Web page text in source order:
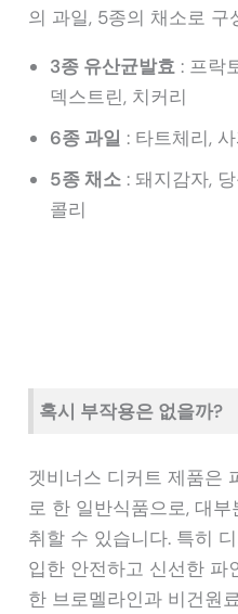
의 과일, 5종의 채소로 구
3종 유산균발효 : 프락
덱스트린, 치커리
6종 과일 : 타트체리,
5종 채소 : 돼지감자,
콜리
혹시 부작용은 없을까?
겟비너스 디커트 제품은
로 한 일반식품으로, 대
취할 수 있습니다. 특히
입한 안전하고 신선한 파
한 브로멜라인과 비건원